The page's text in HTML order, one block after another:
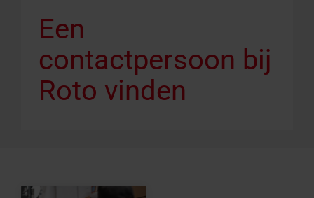
Een
contactpersoon bij
Roto vinden